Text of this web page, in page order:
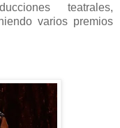
teatrales,
varios premios